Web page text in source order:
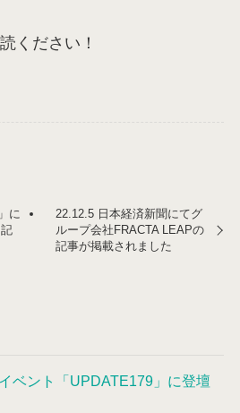
ください！
に
22.12.5 日本経済新聞にてグ
ループ会社FRACTA LEAPの
記事が掲載されました
ベント「UPDATE179」に登壇